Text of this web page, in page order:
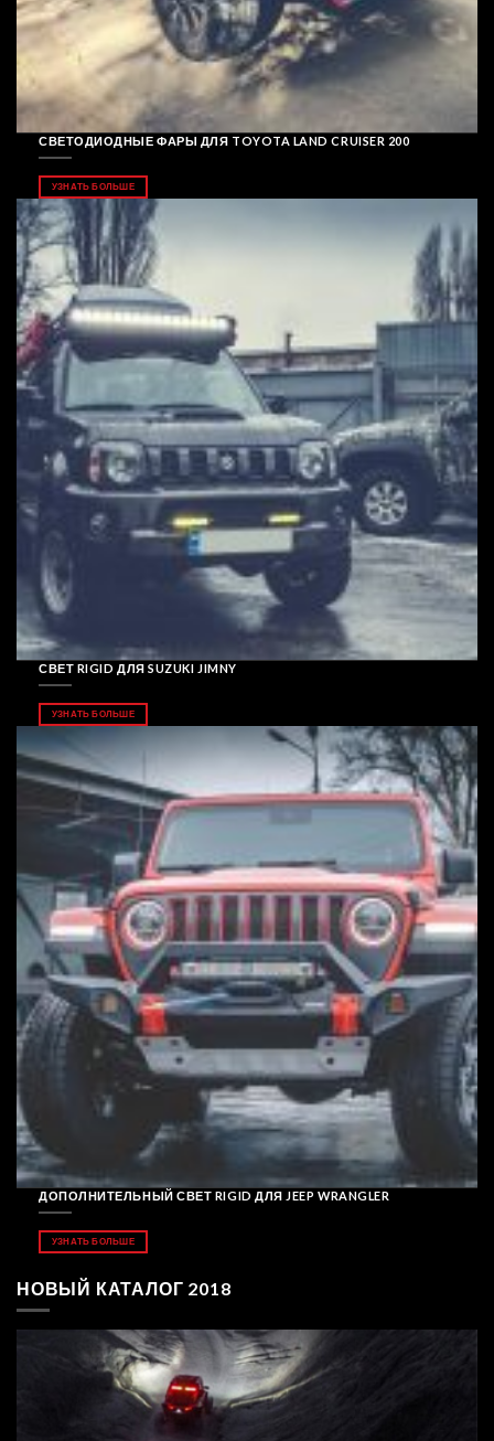
СВЕТОДИОДНЫЕ ФАРЫ ДЛЯ TOYOTA LAND CRUISER 200
УЗНАТЬ БОЛЬШЕ
СВЕТ RIGID ДЛЯ SUZUKI JIMNY
УЗНАТЬ БОЛЬШЕ
ДОПОЛНИТЕЛЬНЫЙ СВЕТ RIGID ДЛЯ JEEP WRANGLER
УЗНАТЬ БОЛЬШЕ
НОВЫЙ КАТАЛОГ 2018